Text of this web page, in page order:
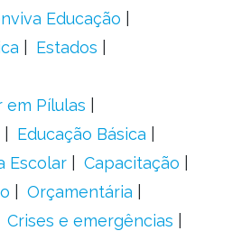
Educação
Estados
em Pílulas
Educação Básica
Escolar
Capacitação
Orçamentária
Crises e emergências